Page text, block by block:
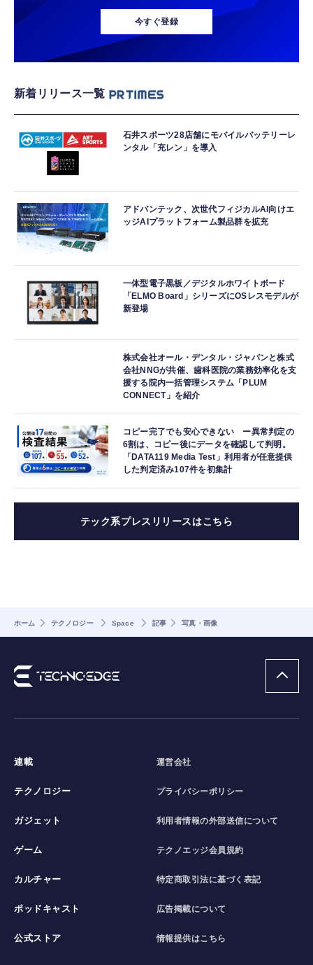
今すぐ登録
新着リリース一覧
石井スポーツ28店舗にモバイルバッテリーレ
ンタル「充レン」を導入
アドバンテック、次世代フィジカルAI向けエ
ッジAIプラットフォーム製品群を拡充
一体型電子黒板／デジタルホワイトボード
「ELMO Board」シリーズにOSレスモデルが
新登場
株式会社オール・デンタル・ジャパンと株式
会社NNGが共催、歯科医院の業務効率化を支
援する院内一括管理システム「PLUM
CONNECT」を紹介
コピー完了でも安心できない ー異常判定の
6割は、コピー後にデータを確認して判明。
「DATA119 Media Test」利用者が任意提供
した判定済み107件を初集計
テック系プレスリリースはこちら
ホーム テクノロジー Space 記事 写真・画像
連載
テクノロジー
ガジェット
ゲーム
カルチャー
ポッドキャスト
公式ストア
運営会社
プライバシーポリシー
利用者情報の外部送信について
テクノエッジ会員規約
特定商取引法に基づく表記
広告掲載について
情報提供はこちら